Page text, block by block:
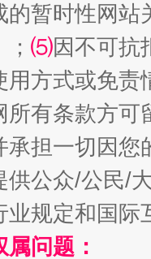
场
的暂时性网
⑸因不可抗
用方式或免责
有条款方
承担一切因
供公众/公民/
规定和国
问题：